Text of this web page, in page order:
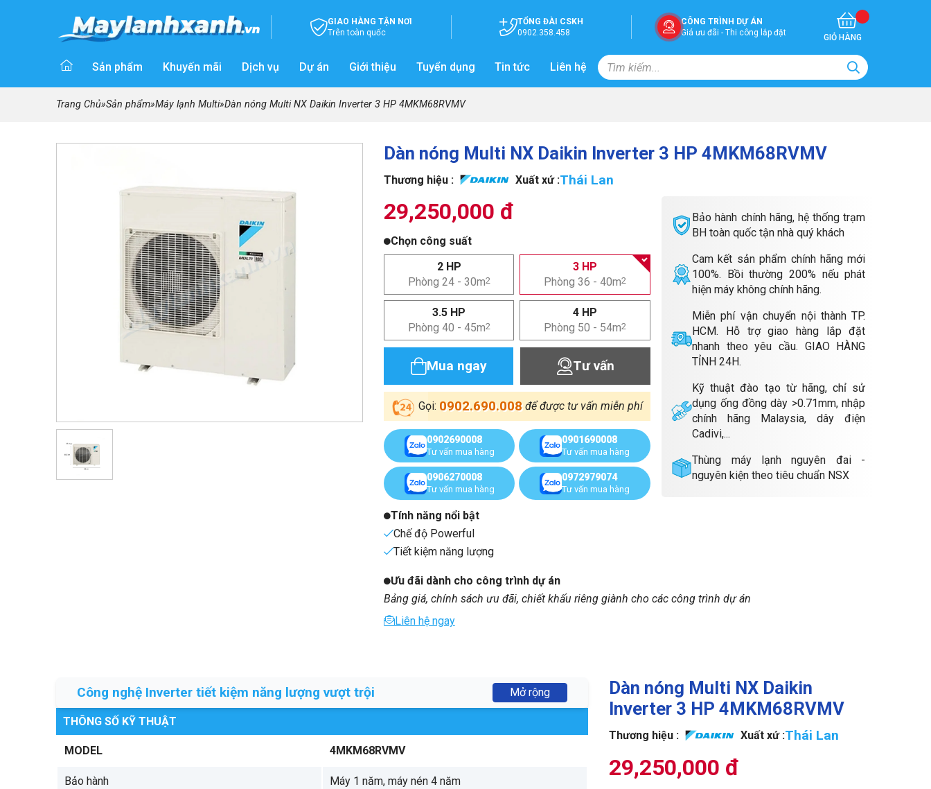
GIAO HÀNG TẬN NƠI
Trên toàn quốc
TỔNG ĐÀI CSKH
0902.358.458
CÔNG TRÌNH DỰ ÁN
Giá ưu đãi - Thi công lắp đặt
GIỎ HÀNG
Sản phẩm Khuyến mãi Dịch vụ Dự án Giới thiệu Tuyển dụng Tin tức Liên hệ
Trang Chủ»Sản phẩm»Máy lạnh Multi»Dàn nóng Multi NX Daikin Inverter 3 HP 4MKM68RVMV
Dàn nóng Multi NX Daikin Inverter 3 HP 4MKM68RVMV
Thương hiệu : Xuất xứ :Thái Lan
29,250,000 đ
Chọn công suất
2 HP
Phòng 24 - 30m2
3 HP
Phòng 36 - 40m2
3.5 HP
Phòng 40 - 45m2
4 HP
Phòng 50 - 54m2
Mua ngay Tư vấn
Gọi: 0902.690.008 để được tư vấn miễn phí
0902690008
Tư vấn mua hàng
0901690008
Tư vấn mua hàng
0906270008
Tư vấn mua hàng
0972979074
Tư vấn mua hàng
Tính năng nổi bật
Chế độ Powerful
Tiết kiệm năng lượng
Bảo hành chính hãng, hệ thống trạm
BH toàn quốc tận nhà quý khách
Cam kết sản phẩm chính hãng mới
100%. Bồi thường 200% nếu phát
hiện máy không chính hãng.
Miễn phí vận chuyển nội thành TP.
HCM. Hỗ trợ giao hàng lắp đặt
nhanh theo yêu cầu. GIAO HÀNG
TỈNH 24H.
Kỹ thuật đào tạo từ hãng, chỉ sử
dụng ống đồng dày >0.71mm, nhập
chính hãng Malaysia, dây điện
Cadivi,...
Thùng máy lạnh nguyên đai -
nguyên kiện theo tiêu chuẩn NSX
Ưu đãi dành cho công trình dự án
Bảng giá, chính sách ưu đãi, chiết khấu riêng giành cho các công trình dự án
Liên hệ ngay
Công nghệ Inverter tiết kiệm năng lượng vượt trội Mở rộng
THÔNG SỐ KỸ THUẬT
MODEL 4MKM68RVMV
Bảo hành Máy 1 năm, máy nén 4 năm
Dàn nóng Multi NX Daikin
Inverter 3 HP 4MKM68RVMV
Thương hiệu : Xuất xứ :Thái Lan
29,250,000 đ